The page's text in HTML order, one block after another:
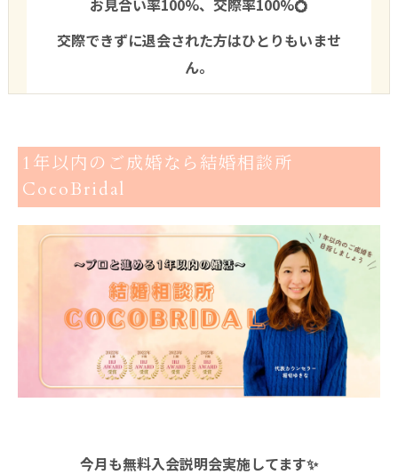
お見合い率100%、交際率100%💍
交際できずに退会された方はひとりもいませ
ん。
1年以内のご成婚なら結婚相談所
CocoBridal
今月も無料入会説明会実施してます✨